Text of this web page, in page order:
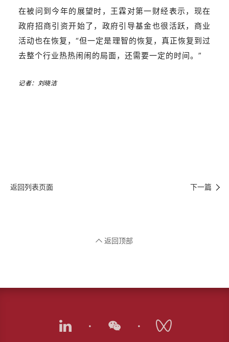
在被问到今年的展望时，王霖对第一财经表示，现在
政府招商引资开始了，政府引导基金也很活跃，商业
活动也在恢复，“但一定是理智的恢复，真正恢复到过
去整个行业热热闹闹的局面，还需要一定的时间。”
记者：刘晓洁
返回列表页面 下一篇
返回顶部
· ·